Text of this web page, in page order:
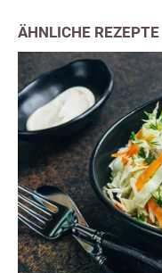
ÄHNLICHE REZEPTE